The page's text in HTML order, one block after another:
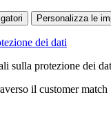
Personalizza le
dei dati
sulla protezione dei
il customer match